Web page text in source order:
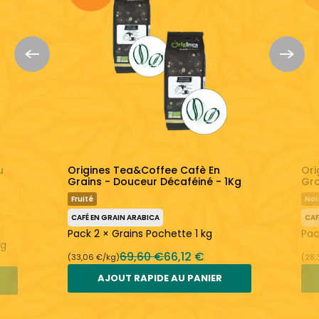
Fraîchement torréfié
Origines Tea&Coffee Café en Grain Arabica
Origines Tea&Coffee Cafè En
Grains - Douceur Décaféiné - 1Kg
Fruité
CAFÉ EN GRAIN ARABICA
Pack 2 × Grains Pochette 1 kg
(33,06 €/kg)69,60 €66,12 €
AJOUT RAPIDE AU PANIER